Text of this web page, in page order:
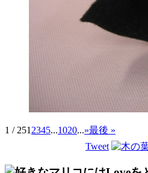
1 / 251 2345...1020...»最後 »
Tweet